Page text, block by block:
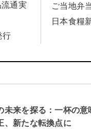
通実
行
ご当地弁
日本食糧
来を探る：一杯の意
新たな転換点に